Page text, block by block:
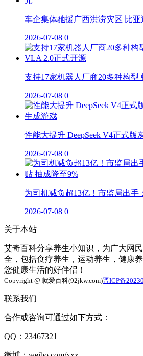
车企集体驰援广西洪涝灾区 比
2026-07-08 0
支持17家机器人厂商20多种构型
2026-07-08 0
性能大提升 DeepSeek V4正式版
2026-07-08 0
为司机减负超13亿！市监局出手
2026-07-08 0
关于本站
艾奇百科分享养生小知识，为广大网
全，包括食疗养生，运动养生，健康
您健康生活的好伴侣！
Copyright @ 就爱百科(92jkw.com)晋ICP备
联系我们
合作或咨询可通过如下方式：
QQ：23467321